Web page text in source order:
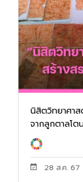
นิสิตวิทยาศา
จากลูกตาลโต
28 ส.ค. 67